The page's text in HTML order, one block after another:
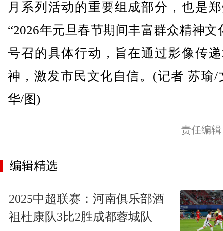
月系列活动的重要组成部分，也是
“2026年元旦春节期间丰富群众精神文
号召的具体行动，旨在通过影像传
神，激发市民文化自信。(记者 苏瑜/
华/图)
责任编
编辑精选
2025中超联赛：河南俱乐部酒
祖杜康队3比2胜成都蓉城队